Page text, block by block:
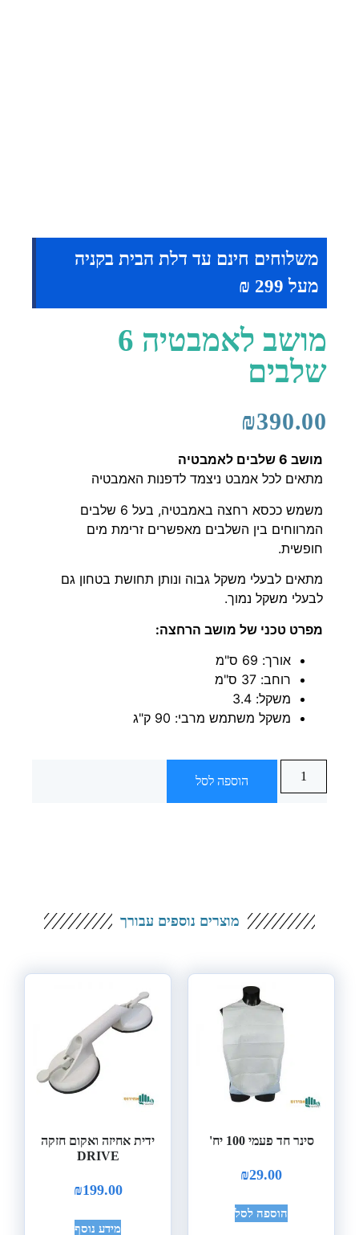
משלוחים חינם עד דלת הבית בקניה
מעל 299 ₪
מושב לאמבטיה 6
שלבים
₪390.00
מושב 6 שלבים לאמבטיה
מתאים לכל אמבט ניצמד לדפנות האמבטיה
משמש ככסא רחצה באמבטיה, בעל 6 שלבים
המרווחים בין השלבים מאפשרים זרימת מים
חופשית.
מתאים לבעלי משקל גבוה ונותן תחושת בטחון גם
לבעלי משקל נמוך.
מפרט טכני של מושב הרחצה:
אורך: 69 ס"מ
רוחב: 37 ס"מ
משקל: 3.4
משקל משתמש מרבי: 90 ק"ג
הוספה לסל
מוצרים נוספים עבורך
סינר חד פעמי 100 יח'
₪29.00
הוספה לסל
ידית אחיזה ואקום חזקה
DRIVE
₪199.00
מידע נוסף